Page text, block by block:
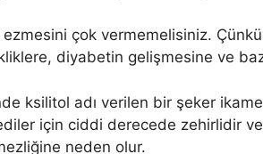
ezmesini çok vermemelisiniz.
diyabetin gelişmesine ve
ksilitol adı verilen bir şeker
için ciddi derecede zehirlidir
neden olur.